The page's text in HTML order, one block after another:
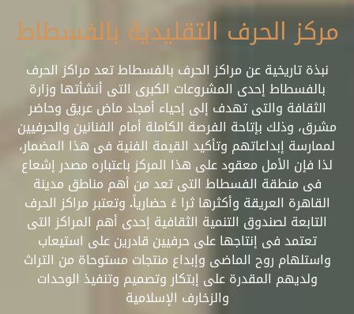
مركز الحرف التقليدية بالفسطاط
نبذة تاريخية عن مراكز الحرف بالفسطاط تعد مراكز الحرف
بالفسطاط إحدى المشروعات الكبرى التى أنشأتها وزارة
الثقافة والتى تهدف إلى إحياء أمجاد ماض عريق وحاضر
مشرق، وذلك بإتاحة الفرصة الكاملة أمام الفنانين والحرفيين
لممارسة إبداعاتهم وتأكيد القيمة الفنية فى هذا المضمار،
لذا فإن الأمل معقود على هذا المركز باعتباره مصدر إشعاع
فى منطقة الفسطاط التى تعد من أهم مناطق مدينة
القاهرة العريقة وأكثرها ثرا ءً حضارياً. وتعتبر مراكز الحرف
التابعة لصندوق التنمية الثقافية إحدى أهم المراكز التى
تعتمد فى إنتاجها على حرفيين قادرين على استيعاب
واستلهام روح الماضى وإبداع منتجات مستوحاة من التراث
ولديهم المقدرة على إبتكار وتصميم وتنفيذ الوحدات
والزخارف الإسلامية